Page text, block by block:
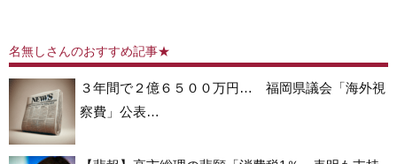
名無しさんのおすすめ記事★
３年間で２億６５００万円… 福岡県議会「海外視
察費」公表…